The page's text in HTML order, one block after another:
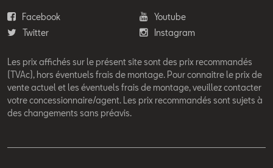
Facebook
Youtube
Twitter
Instagram
Les prix affichés sur le présent site sont des prix recommandés
(TVAc), hors éventuels frais de montage. Pour connaitre le prix de
vente actuel et les éventuels frais de montage, veuillez contacter
votre concessionnaire/agent. Les prix recommandés sont sujets à
des changements sans préavis.